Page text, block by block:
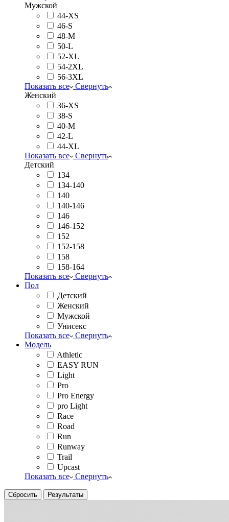
Мужской
44-XS
46-S
48-M
50-L
52-XL
54-2XL
56-3XL
Показать все
Свернуть
Женский
36-XS
38-S
40-M
42-L
44-XL
Показать все
Свернуть
Детский
134
134-140
140
140-146
146
146-152
152
152-158
158
158-164
Показать все
Свернуть
Пол
Детский
Женский
Мужской
Унисекс
Показать все
Свернуть
Модель
Athletic
EASY RUN
Light
Pro
Pro Energy
pro Light
Race
Road
Run
Runway
Trail
Upcast
Показать все
Свернуть
Сбросить Результаты